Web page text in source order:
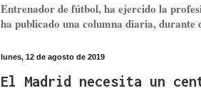
Entrenador de fútbol, ha ejercido la
ha publicado una columna diaria, durante
lunes, 12 de agosto de 2019
El Madrid necesita un